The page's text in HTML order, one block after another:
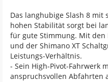
Das langhubige Slash 8
hohen Stabilität sorgt bei
für gute Stimmung. Mit den
und der Shimano XT
Leistungs-Verhältnis.
- Sein High-Pivot-Fahrwerk
anspruchsvollen Abfahrten